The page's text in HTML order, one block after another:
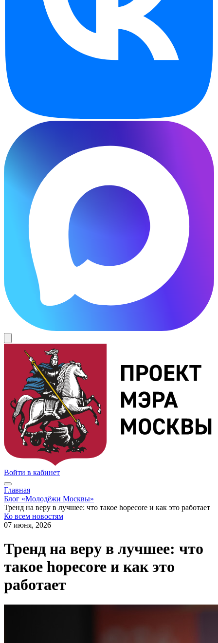
Войти в кабинет
Главная
Блог «Молодёжи Москвы»
Тренд на веру в лучшее: что такое hopecore и как это работает
Ко всем новостям
07 июня, 2026
Тренд на веру в лучшее: что
такое hopecore и как это
работает